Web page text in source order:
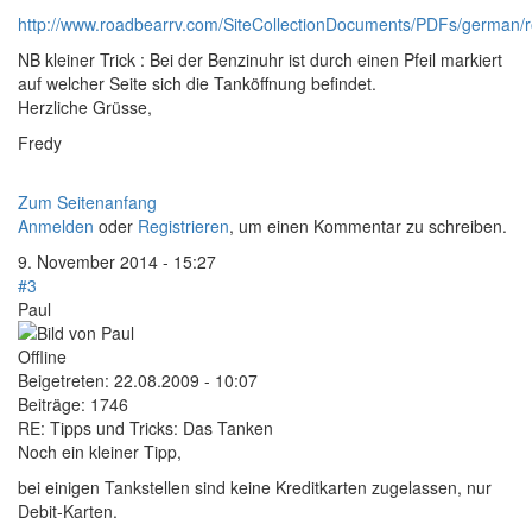
http://www.roadbearrv.com/SiteCollectionDocuments/PDFs/
NB kleiner Trick : Bei der Benzinuhr ist durch einen Pfeil markiert
auf welcher Seite sich die Tanköffnung befindet.
Herzliche Grüsse,
Fredy
Zum Seitenanfang
Anmelden oder Registrieren, um einen Kommentar zu schreiben.
9. November 2014 - 15:27
#3
Paul
Offline
Beigetreten: 22.08.2009 - 10:07
Beiträge: 1746
RE: Tipps und Tricks: Das Tanken
Noch ein kleiner Tipp,
bei einigen Tankstellen sind keine Kreditkarten zugelassen, nur
Debit-Karten.